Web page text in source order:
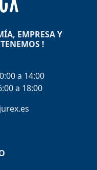
EMPRESA Y
!
a 14:00
a 18:00